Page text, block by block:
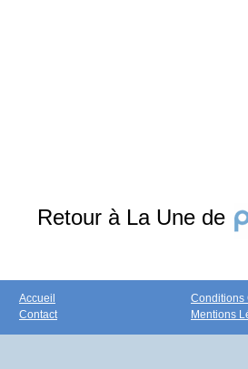
Retour à La Une de
Accueil
Contact
Conditions
Mentions